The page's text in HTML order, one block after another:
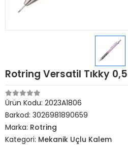
Rotring Versatil Tıkky
Ürün Kodu: 2023A1806
Barkod: 3026981890659
Marka: Rotring
Kategori: Mekanik Uçlu Kalem